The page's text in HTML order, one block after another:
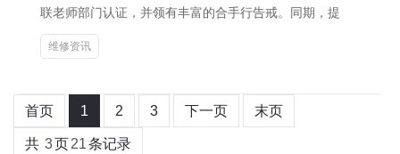
联老师部门认证，并领有丰富的合手行告戒。同期，提
维修资讯
首页 1 2 3 下一页 末页
共 3页21条记录